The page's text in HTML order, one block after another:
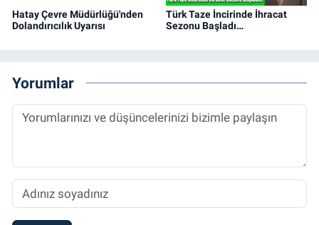
Hatay Çevre Müdürlüğü'nden
Dolandırıcılık Uyarısı
Türk Taze İncirinde İhracat
Sezonu Başladı…
Yorumlar